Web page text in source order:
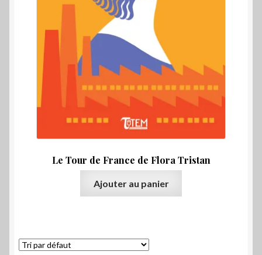
Le Tour de France de Flora Tristan
Ajouter au panier